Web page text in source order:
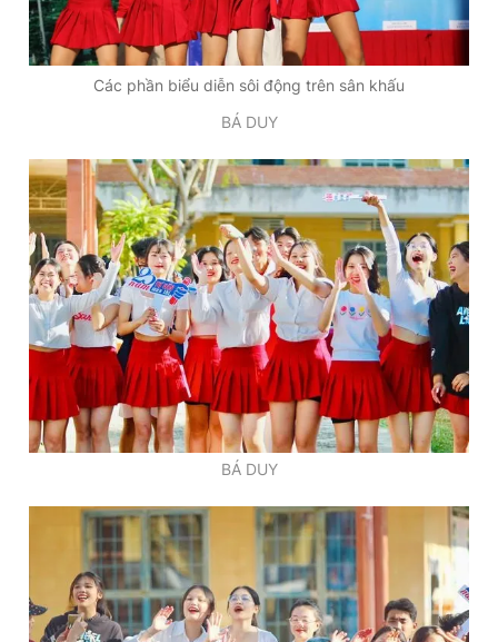
Các phần biểu diễn sôi động trên sân khấu
BÁ DUY
BÁ DUY